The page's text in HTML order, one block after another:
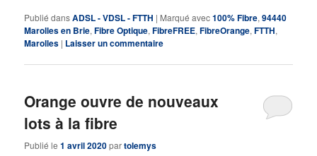
Publié dansADSL - VDSL - FTTH | Marqué avec100% Fibre,94440
Marolles en Brie,Fibre Optique,FibreFREE,FibreOrange,FTTH,
Marolles | Laisser un commentaire
Orange ouvre de nouveaux
lots à la fibre
Publié le1 avril 2020partolemys